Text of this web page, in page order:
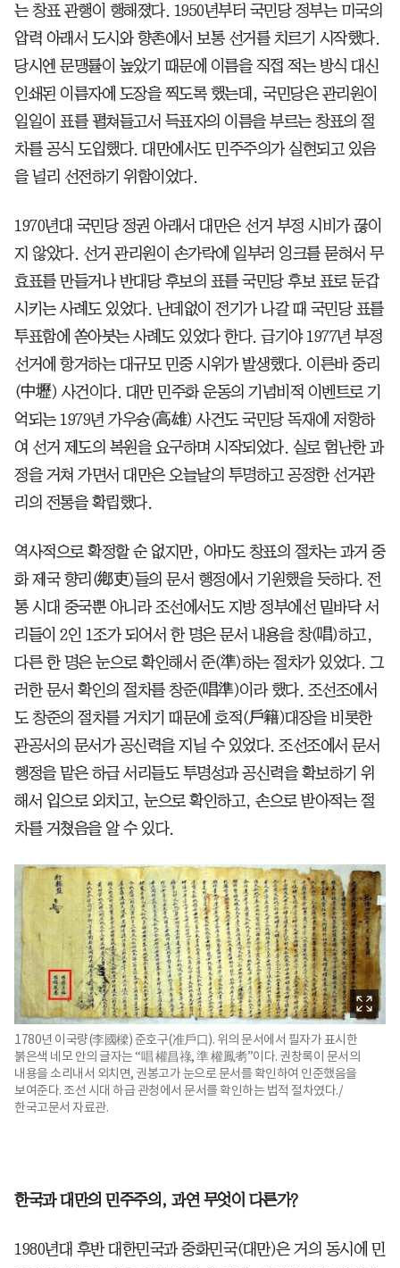
는 창표 관행이 행해졌다. 1950년부터 국민당 정부는 미국의
압력 아래서 도시와 향촌에서 보통 선거를 치르기 시작했다.
당시엔 문맹률이 높았기 때문에 이름을 직접 적는 방식 대신
인쇄된 이름자에 도장을 찍도록 했는데, 국민당은 관리원이
일일이 표를 펼쳐들고서 득표자의 이름을 부르는 창표의 절
차를 공식 도입했다. 대만에서도 민주주의가 실현되고 있음
을 널리 선전하기 위함이었다.
1970년대 국민당 정권 아래서 대만은 선거 부정 시비가 끊이
지 않았다. 선거 관리원이 손가락에 일부러 잉크를 묻혀서 무
효표를 만들거나 반대당 후보의 표를 국민당 후보 표로 둔갑
시키는 사례도 있었다. 난데없이 전기가 나갈 때 국민당 표를
투표함에 쏟아붓는 사례도 있었다 한다. 급기야 1977년 부정
선거에 항거하는 대규모 민중 시위가 발생했다. 이른바 중리
(中壢) 사건이다. 대만 민주화 운동의 기념비적 이벤트로 기
억되는 1979년 가우슝(高雄) 사건도 국민당 독재에 저항하
여 선거 제도의 복원을 요구하며 시작되었다. 실로 험난한 과
정을 거쳐 가면서 대만은 오늘날의 투명하고 공정한 선거관
리의 전통을 확립했다.
역사적으로 확정할 순 없지만, 아마도 창표의 절차는 과거 중
화 제국 향리(鄕吏)들의 문서 행정에서 기원했을 듯하다. 전
통 시대 중국뿐 아니라 조선에서도 지방 정부에선 밑바닥 서
리들이 2인 1조가 되어서 한 명은 문서 내용을 창(唱)하고,
다른 한 명은 눈으로 확인해서 준(準)하는 절차가 있었다. 그
러한 문서 확인의 절차를 창준(唱準)이라 했다. 조선조에서
도 창준의 절차를 거치기 때문에 호적(戶籍)대장을 비롯한
관공서의 문서가 공신력을 지닐 수 있었다. 조선조에서 문서
행정을 맡은 하급 서리들도 투명성과 공신력을 확보하기 위
해서 입으로 외치고, 눈으로 확인하고, 손으로 받아적는 절
차를 거쳤음을 알 수 있다.
1780년 이국량(李國樑) 준호구(准戶口). 위의 문서에서 필자가 표시한
붉은색 네모 안의 글자는 “唱 權昌祿, 準 權鳳耉”이다. 권창록이 문서의
내용을 소리내서 외치면, 권봉고가 눈으로 문서를 확인하여 인준했음을
보여준다. 조선 시대 하급 관청에서 문서를 확인하는 법적 절차였다./
한국고문서 자료관.
한국과 대만의 민주주의, 과연 무엇이 다른가?
1980년대 후반 대한민국과 중화민국(대만)은 거의 동시에 민